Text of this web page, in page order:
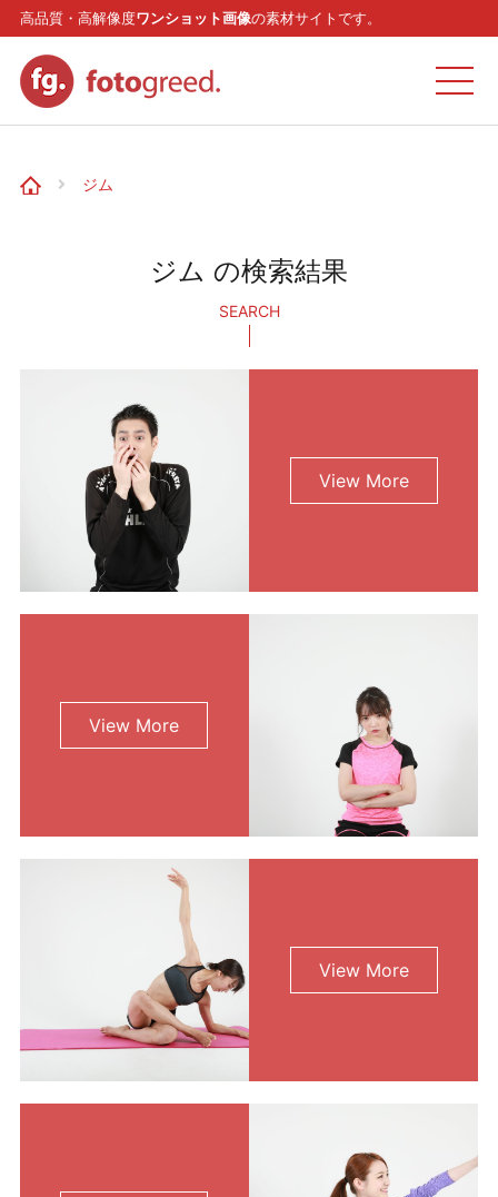
高品質・高解像度ワンショット画像の素材サイトです。
使い方・ヘルプ
ジム
ジム の検索結果
SEARCH
View More
View More
View More